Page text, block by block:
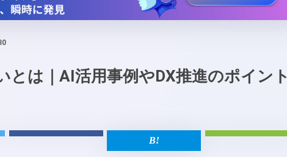
とは｜AI活用事例やDX推進のポイント